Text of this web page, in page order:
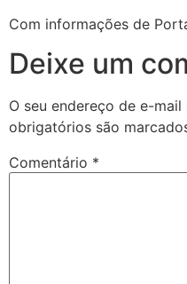
Com informações de
Deixe um
O seu endereço de e-
obrigatórios são
Comentário *